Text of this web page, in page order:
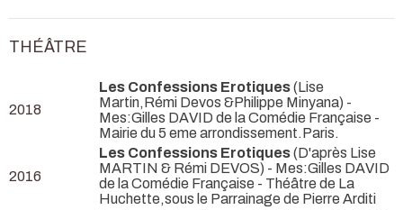
THÉÂTRE
2018
Les Confessions Erotiques(Lise
Martin,Rémi Devos &Philippe Minyana) -
Mes:Gilles DAVID de la Comédie Française -
Mairie du 5 eme arrondissement.Paris.
2016
Les Confessions Erotiques(D'après Lise
MARTIN & Rémi DEVOS) - Mes:Gilles DAVID
de la Comédie Française - Théâtre de La
Huchette,sous le Parrainage de Pierre Arditi